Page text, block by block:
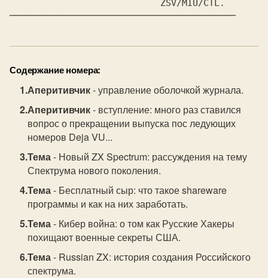
──────────────────────────────────────────
Содержание номера:
Аперитивчик- управление оболочкой журнала.
Аперитивчик- вступление: много раз ставился
вопрос о прекращении выпуска пос ледующих
номеров Deja VU...
Тема- Новый ZX Spectrum: рассуждения на тему
Спектрума нового поколения.
Тема- Бесплатный сыр: что такое shareware
программы и как на них заработать.
Тема- Кибер война: о том как Русские Хакеры
похищают военные секpеты США.
Тема- Russian ZX: история создания Российского
спектрума.